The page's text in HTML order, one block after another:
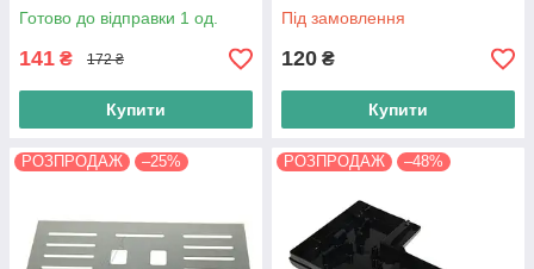
Готово до відправки 1 од.
141 ₴ 172 ₴
Купити
Під замовлення
120 ₴
Купити
РОЗПРОДАЖ –25% РОЗПРОДАЖ –48%